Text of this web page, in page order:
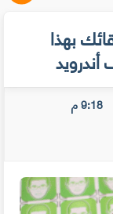
بهذا
9:18 م